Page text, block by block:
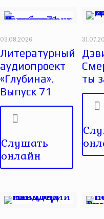
03.08.2026
Литературный
аудиопроект
«Глубина».
Выпуск 71
Слушать
онлайн
ты